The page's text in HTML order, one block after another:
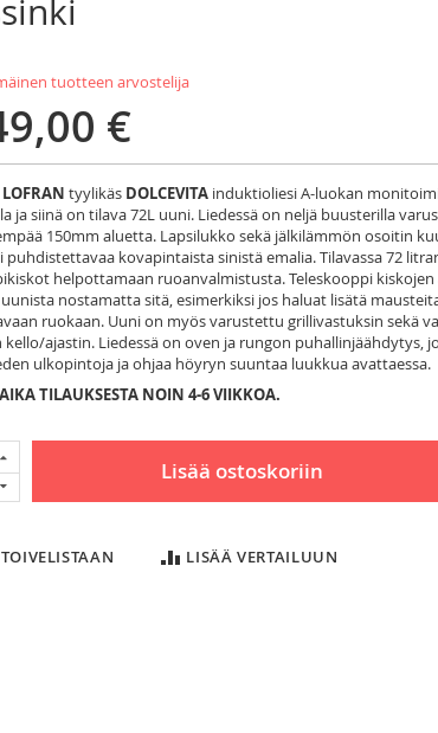
tuotteen arvostelija
€
LOFRAN tyylikäs DOLCEVITA induktioliesi A-luokan
ja siinä on tilava 72L uuni. Liedessä on neljä buusterilla
150mm aluetta. Lapsilukko sekä jälkilämmön osoitin
puhdistettavaa kovapintaista sinistä emalia. Tilavassa 72
helpottamaan ruoanvalmistusta. Teleskooppi
nostamatta sitä, esimerkiksi jos haluat lisätä
ruokaan. Uuni on myös varustettu grillivastuksin sekä
kello/ajastin. Liedessä on oven ja rungon
ulkopintoja ja ohjaa höyryn suuntaa luukkua avattaessa.
TILAUKSESTA NOIN 4-6 VIIKKOA.
Lisää ostoskoriin
LISÄÄ VERTAILUUN